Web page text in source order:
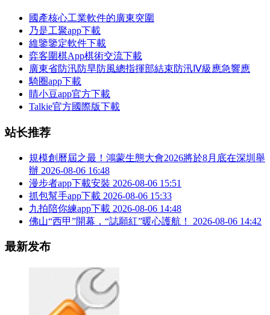
國產核心工業軟件的廣東突圍
乃是工聚app下載
維鑒鑒定軟件下載
弈客圍棋App棋術交流下載
廣東省防汛防旱防風總指揮部結束防汛Ⅳ級應急響應
騎圈app下載
睛小豆app官方下載
Talkie官方國際版下載
站长推荐
規模創曆屆之最！鴻蒙生態大會2026將於8月底在深圳舉
辦 2026-08-06 16:48
漫步者app下載安裝 2026-08-06 15:51
抓包幫手app下載 2026-08-06 15:33
九拍陪你練app下載 2026-08-06 14:48
佛山“西甲”開幕，“誌願紅”暖心護航！
2026-08-06 14:42
最新发布